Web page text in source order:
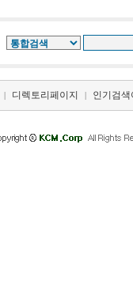
| 디렉토리페이지 | 인기검색